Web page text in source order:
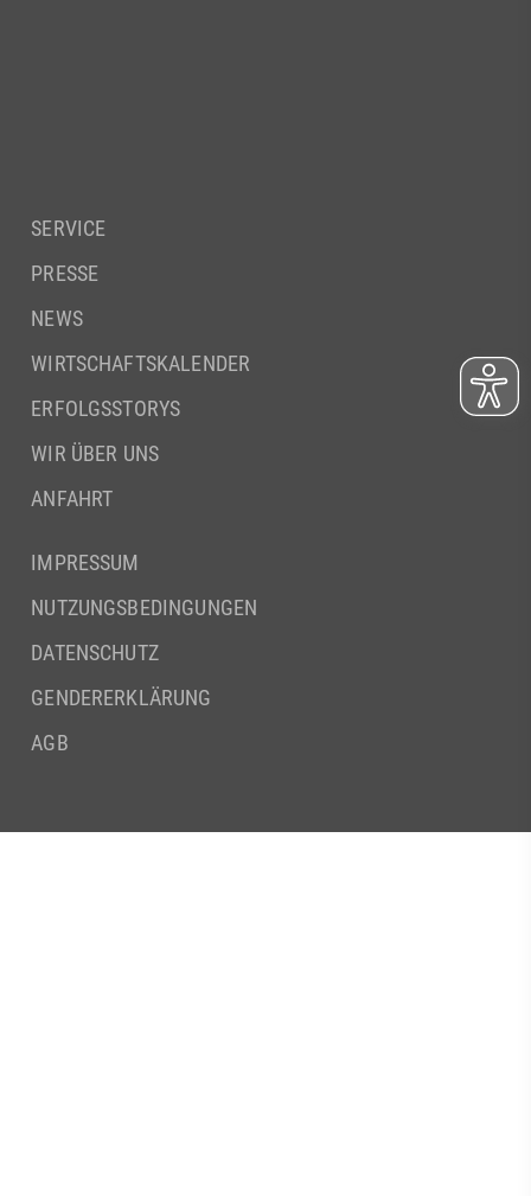
SERVICE
PRESSE
NEWS
WIRTSCHAFTSKALENDER
ERFOLGSSTORYS
WIR ÜBER UNS
ANFAHRT
IMPRESSUM
NUTZUNGSBEDINGUNGEN
DATENSCHUTZ
GENDERERKLÄRUNG
AGB